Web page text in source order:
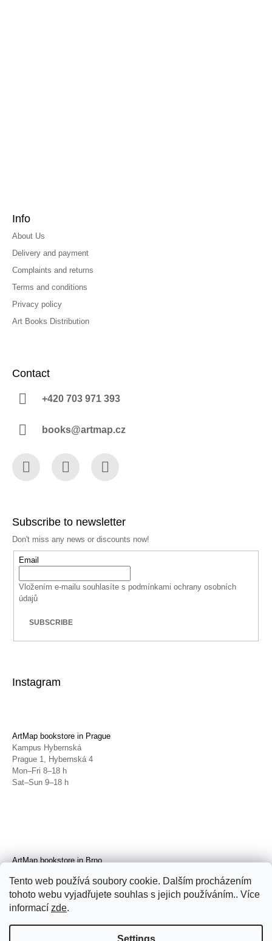
Tento web používá soubory cookie. Dalším procházením
tohoto webu vyjadřujete souhlas s jejich používáním.. Více
informací zde.
Settings
Info
About Us
Delivery and payment
Complaints and returns
Terms and conditions
Privacy policy
Art Books Distribution
Contact
+420 703 971 393
books@artmap.cz
Subscribe to newsletter
Don't miss any news or discounts now!
Email
Vložením e-mailu souhlasíte s podmínkami ochrany osobních
údajů
SUBSCRIBE
Instagram
ArtMap bookstore in Prague
Kampus Hybernská
Prague 1, Hybernská 4
Mon–Fri 8–18 h
Sat–Sun 9–18 h
ArtMap bookstore in Brno
Brno, Radnická 4
Tue–Fri 11–19 h
Sat 14–19 h